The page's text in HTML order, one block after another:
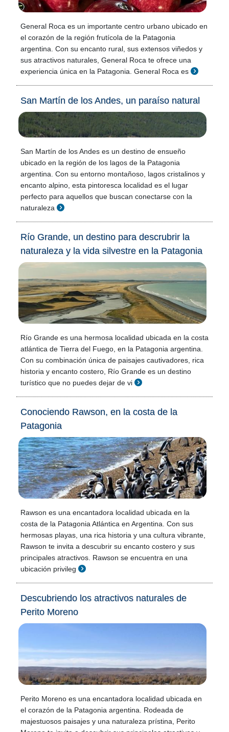
General Roca es un importante centro urbano ubicado en
el corazón de la región frutícola de la Patagonia
argentina. Con su encanto rural, sus extensos viñedos y
sus atractivos naturales, General Roca te ofrece una
experiencia única en la Patagonia. General Roca es
San Martín de los Andes, un paraíso natural
San Martín de los Andes es un destino de ensueño
ubicado en la región de los lagos de la Patagonia
argentina. Con su entorno montañoso, lagos cristalinos y
encanto alpino, esta pintoresca localidad es el lugar
perfecto para aquellos que buscan conectarse con la
naturaleza
Río Grande, un destino para descrubrir la
naturaleza y la vida silvestre en la Patagonia
Río Grande es una hermosa localidad ubicada en la costa
atlántica de Tierra del Fuego, en la Patagonia argentina.
Con su combinación única de paisajes cautivadores, rica
historia y encanto costero, Río Grande es un destino
turístico que no puedes dejar de vi
Conociendo Rawson, en la costa de la
Patagonia
Rawson es una encantadora localidad ubicada en la
costa de la Patagonia Atlántica en Argentina. Con sus
hermosas playas, una rica historia y una cultura vibrante,
Rawson te invita a descubrir su encanto costero y sus
principales atractivos. Rawson se encuentra en una
ubicación privileg
Descubriendo los atractivos naturales de
Perito Moreno
Perito Moreno es una encantadora localidad ubicada en
el corazón de la Patagonia argentina. Rodeada de
majestuosos paisajes y una naturaleza prístina, Perito